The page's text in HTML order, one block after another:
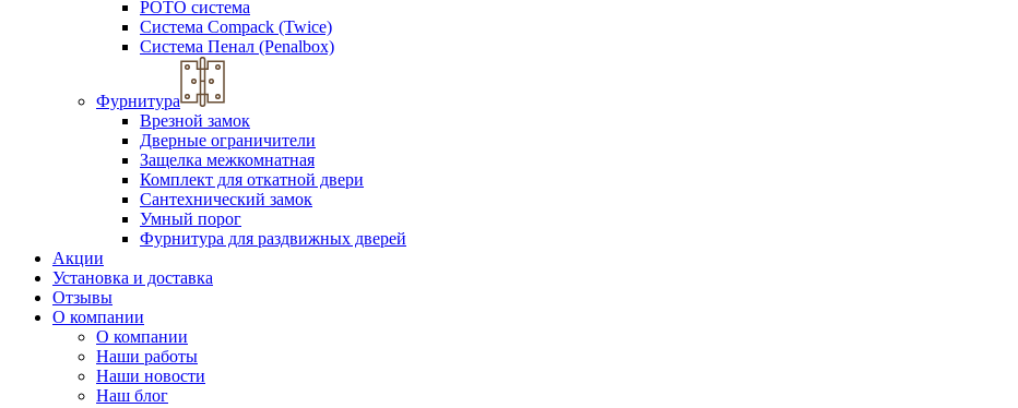
РОТО система
Система Compack (Twice)
Система Пенал (Penalbox)
Фурнитура
Врезной замок
Дверные ограничители
Защелка межкомнатная
Комплект для откатной двери
Сантехнический замок
Умный порог
Фурнитура для раздвижных дверей
Акции
Установка и доставка
Отзывы
О компании
О компании
Наши работы
Наши новости
Наш блог